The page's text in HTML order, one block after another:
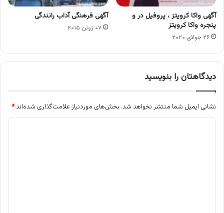
آگهی واکا کرویتز ، پروفیل در و
پنجره واکا کرویتز
۲۶ جولای ۲۰۲۰
آگهی فرهنگی آداب رانندگی
۰۷ ژوئن ۲۰۱۵
دیدگاهتان را بنویسید
نشانی ایمیل شما منتشر نخواهد شد. بخش‌های موردنیاز علامت‌گذاری شده‌اند*